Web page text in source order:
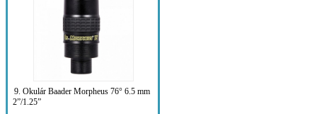
9. Okulár Baader Morpheus 76° 6.5 mm
2”/1.25”